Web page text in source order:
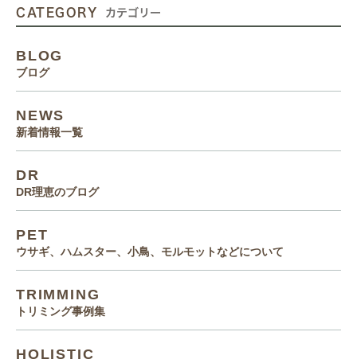
CATEGORY カテゴリー
BLOG
ブログ
NEWS
新着情報一覧
DR
DR理恵のブログ
PET
ウサギ、ハムスター、小鳥、モルモットなどについて
TRIMMING
トリミング事例集
HOLISTIC